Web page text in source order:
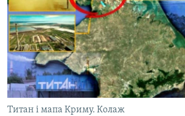
СВІДЧЕННЯ ОКУПАЦІЇ
УКРАЇНСЬКА ПРОБЛЕМА КРИМУ
ІНФОГРАФІКА
Qırımtatar
ДОЛУЧАЙСЯ!
Усі сайти RFE/RL
Титан і мапа Криму. Колаж